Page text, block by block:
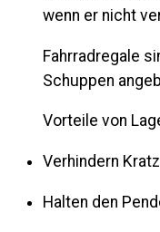
wenn er nicht
Fahrradregale
Schuppen
Vorteile von
Verhindern
Halten den